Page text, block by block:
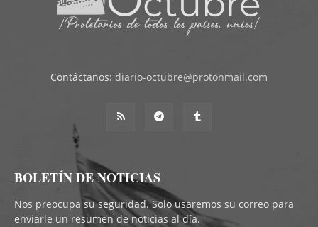
Contáctanos: diario-octubre@protonmail.com
BOLETÍN DE NOTICIAS
Nos preocupa su seguridad. Solo usaremos su correo para
enviarle un resumen de noticias al día.